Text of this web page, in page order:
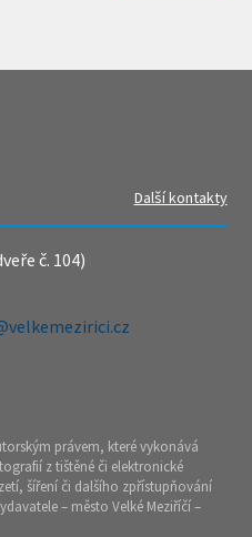
Další kontakty
č. 104)
právem, které vykonává
z tištěné či elektronické
šíření či dalšího zpřístupňování
– město Velké Meziříčí –